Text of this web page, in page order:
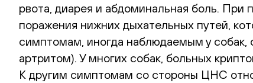
рвота, диарея и абдоминальная боль. При
поражения нижних дыхательных путей,
симптомам, иногда наблюдаемым у
артритом). У многих собак, больных
К другим симптомам со стороны ЦНС